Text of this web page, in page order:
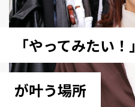
「やってみたい！」
が叶う場所